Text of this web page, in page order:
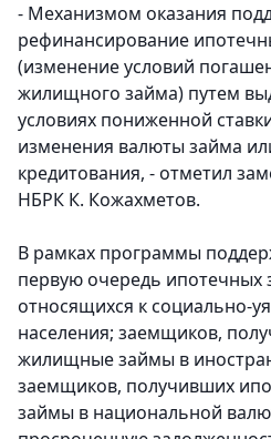
- Механизмом оказания
рефинансирование
(изменение условий
жилищного займа) путем
условиях пониженной
изменения валюты займа
кредитования, - отметил
НБРК К. Кожахметов.
В рамках программы
первую очередь ипотечных
относящихся к социально-
населения; заемщиков,
жилищные займы в
заемщиков, получивших
займы в национальной